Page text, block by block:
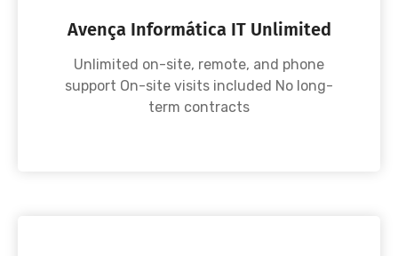
Avença Informática IT Unlimited
Unlimited on-site, remote, and phone
support On-site visits included No long-
term contracts